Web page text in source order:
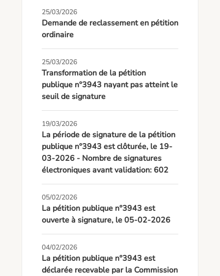
25/03/2026
Demande de reclassement en pétition
ordinaire
25/03/2026
Transformation de la pétition
publique n°3943 nayant pas atteint le
seuil de signature
19/03/2026
La période de signature de la pétition
publique n°3943 est clôturée, le 19-
03-2026 - Nombre de signatures
électroniques avant validation: 602
05/02/2026
La pétition publique n°3943 est
ouverte à signature, le 05-02-2026
04/02/2026
La pétition publique n°3943 est
déclarée recevable par la Commission